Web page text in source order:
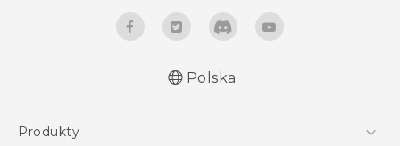
Polska
Produkty